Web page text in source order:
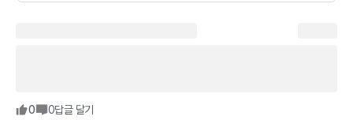
0 0답글 달기